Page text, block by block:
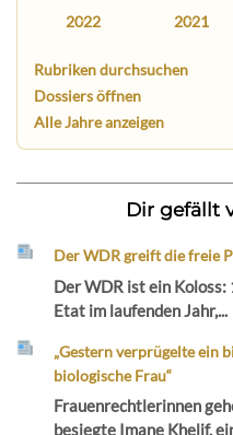
2022 2021
Rubriken durchsuchen
Dossiers öffnen
Alle Jahre anzeigen
Dir gefällt
Der WDR greift die freie
Der WDR ist ein
Etat im laufenden Jahr,...
„Gestern verprügelte ein
biologische Frau“
Frauenrechtlerinnen
besiegte Imane Khelif,